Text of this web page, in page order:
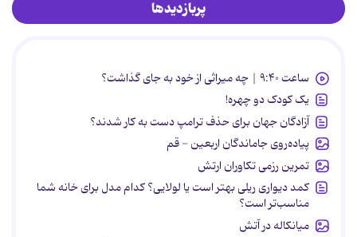
پربازدیدها
ساعت ۹:۴۰ | چه میراثی از خود به جای گذاشت؟
یک کودک دو چهره!
آزادگان جهان برای حذف ترامپ دست به کار شدند؟
پیاده‌روی جاماندگان اربعین - قم
تمرین رزمی تکاوران ارتش
کمد دیواری ریلی بهتر است یا لولایی؟ کدام مدل برای خانه شما
مناسب‌تر است؟
میانکاله در آتش